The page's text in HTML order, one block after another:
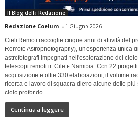
Il Blog della Redazione
Redazione Coelum - 1 Giugno 2026
Cieli Remoti raccoglie cinque anni di attività del
Remote Astrophotography), un'esperienza unica
astrofotografi impegnati nell'esplorazione del
telescopi remoti in Cile e Namibia. Con 22
acquisizione e oltre 330 elaborazioni, il volume
ricerca e lavoro di squadra dietro alcune delle più
cielo profondo.
Continua a leggere